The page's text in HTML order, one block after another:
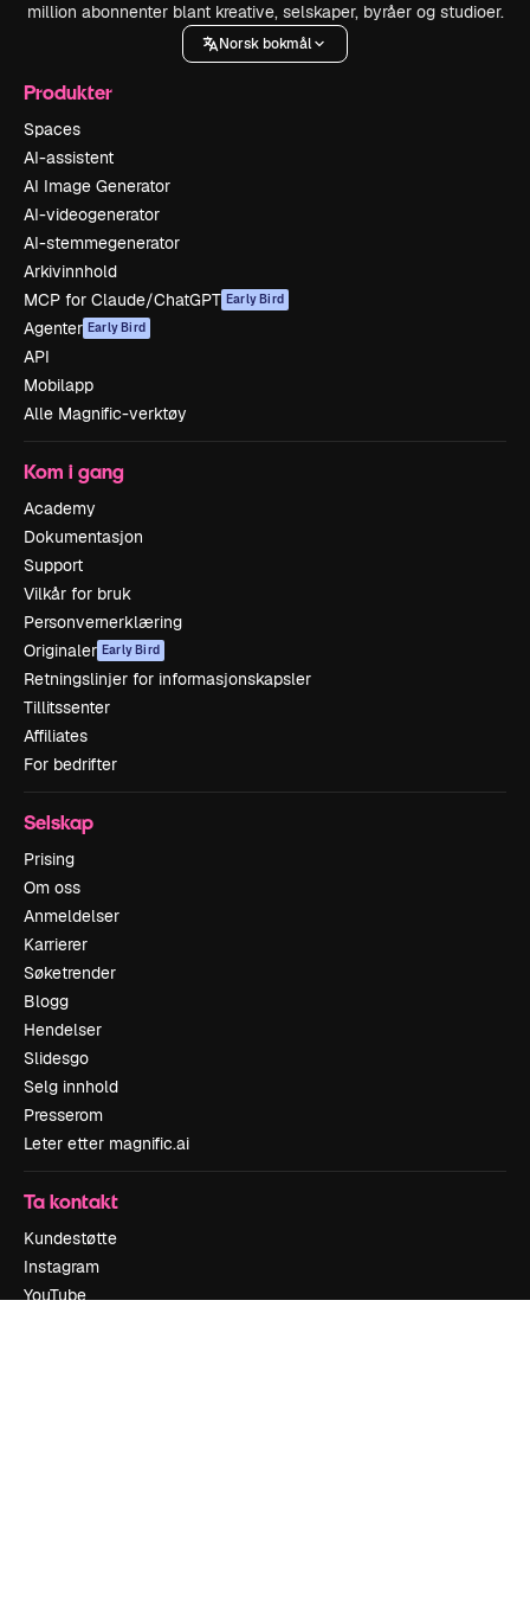
million abonnenter blant kreative, selskaper, byråer og studioer.
Norsk bokmål
Produkter
Spaces
AI-assistent
AI Image Generator
AI-videogenerator
AI-stemmegenerator
Arkivinnhold
MCP for Claude/ChatGPT Early Bird
Agenter Early Bird
API
Mobilapp
Alle Magnific-verktøy
Kom i gang
Academy
Dokumentasjon
Support
Vilkår for bruk
Personvernerklæring
Originaler Early Bird
Retningslinjer for informasjonskapsler
Tillitssenter
Affiliates
For bedrifter
Selskap
Prising
Om oss
Anmeldelser
Karrierer
Søketrender
Blogg
Hendelser
Slidesgo
Selg innhold
Presserom
Leter etter magnific.ai
Ta kontakt
Kundestøtte
Instagram
YouTube